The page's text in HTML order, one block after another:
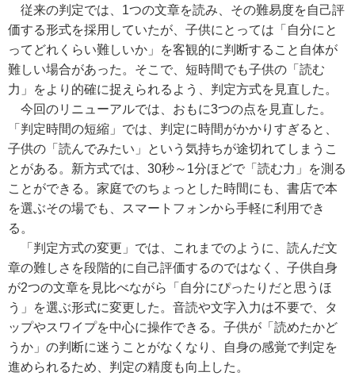
従来の判定では、1つの文章を読み、その難易度を自己評
価する形式を採用していたが、子供にとっては「自分にと
ってどれくらい難しいか」を客観的に判断すること自体が
難しい場合があった。そこで、短時間でも子供の「読む
力」をより的確に捉えられるよう、判定方式を見直した。
今回のリニューアルでは、おもに3つの点を見直した。
「判定時間の短縮」では、判定に時間がかかりすぎると、
子供の「読んでみたい」という気持ちが途切れてしまうこ
とがある。新方式では、30秒～1分ほどで「読む力」を測る
ことができる。家庭でのちょっとした時間にも、書店で本
を選ぶその場でも、スマートフォンから手軽に利用でき
る。
「判定方式の変更」では、これまでのように、読んだ文
章の難しさを段階的に自己評価するのではなく、子供自身
が2つの文章を見比べながら「自分にぴったりだと思うほ
う」を選ぶ形式に変更した。音読や文字入力は不要で、タ
ップやスワイプを中心に操作できる。子供が「読めたかど
うか」の判断に迷うことがなくなり、自身の感覚で判定を
進められるため、判定の精度も向上した。